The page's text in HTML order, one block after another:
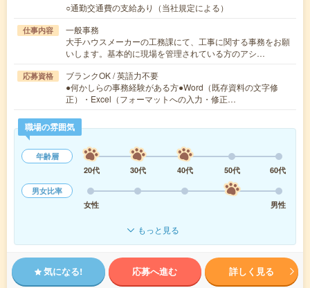
○通勤交通費の支給あり（当社規定による）
仕事内容
一般事務
大手ハウスメーカーの工務課にて、工事に関する事務をお願
いします。基本的に現場を管理されている方のアシ…
応募資格
ブランクOK / 英語力不要
●何かしらの事務経験がある方●Word（既存資料の文字修
正）・Excel（フォーマットへの入力・修正…
職場の雰囲気
年齢層
20代
30代 40代 50代
60代
男女比率
女性
男性
もっと見る
気になる! 応募へ進む 詳しく見る